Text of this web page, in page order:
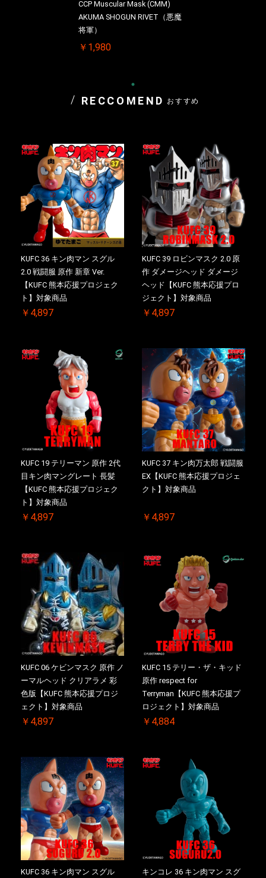
CCP Muscular Mask (CMM)
AKUMA SHOGUN RIVET（悪魔
将軍）
￥1,980
RECCOMEND おすすめ
KUFC 36 キン肉マン スグル
2.0 戦闘服 原作 新章 Ver.
【KUFC 熊本応援プロジェク
ト】対象商品
￥4,897
KUFC 39 ロビンマスク 2.0 原
作 ダメージヘッド ダメージ
ヘッド【KUFC 熊本応援プロ
ジェクト】対象商品
￥4,897
KUFC 19 テリーマン 原作 2代
目キン肉マングレート 長髪
【KUFC 熊本応援プロジェク
ト】対象商品
￥4,897
KUFC 37 キン肉万太郎 戦闘服
EX【KUFC 熊本応援プロジェ
クト】対象商品
￥4,897
KUFC 06 ケビンマスク 原作 ノ
ーマルヘッド クリアラメ 彩
色版【KUFC 熊本応援プロジ
ェクト】対象商品
￥4,897
KUFC 15 テリー・ザ・キッド
原作 respect for
Terryman【KUFC 熊本応援プ
ロジェクト】対象商品
￥4,884
KUFC 36 キン肉マン スグル
キンコレ 36 キン肉マン スグ